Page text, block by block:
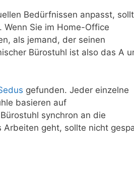
Bedürfnissen anpasst,
Sie im Home-Office
als jemand, der seinen
Bürostuhl ist also das A
gefunden. Jeder einzelne
basieren auf
synchron an die
Arbeiten geht, sollte nicht